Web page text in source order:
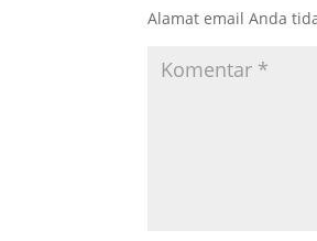
Alamat email Anda